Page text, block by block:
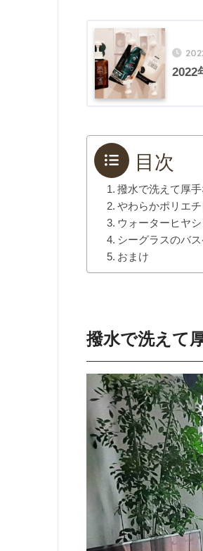
2022
目次
撥水で洗えて厚
やわらかポリエ
ウォーターヒヤ
シーグラスのバ
おまけ
撥水で洗えて